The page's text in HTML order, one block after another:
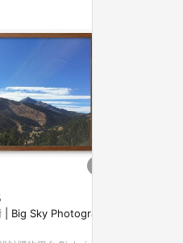
單，不
| Big Sky Photograph